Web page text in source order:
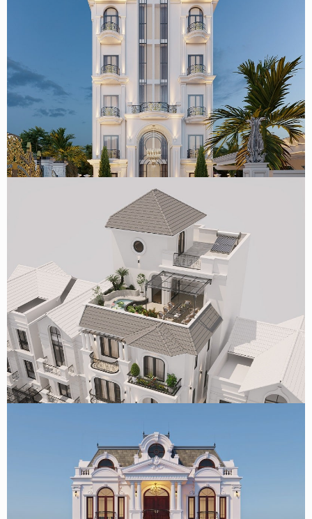
Mẫu biệt thự kết hợp khách sạn tân cổ điển 5 tầng 400m2
tại Nghệ An
Mẫu thiết kế biệt thự phố tân cổ điển 123m2/sàn ở Hà Nội
của anh Huy